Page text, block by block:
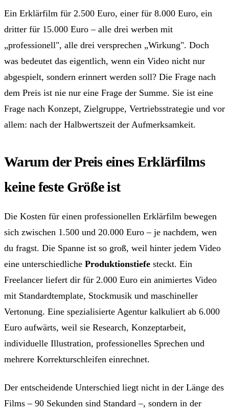
Ein Erklärfilm für 2.500 Euro, einer für 8.000 Euro, ein
dritter für 15.000 Euro – alle drei werben mit
„professionell", alle drei versprechen „Wirkung". Doch
was bedeutet das eigentlich, wenn ein Video nicht nur
abgespielt, sondern erinnert werden soll? Die Frage nach
dem Preis ist nie nur eine Frage der Summe. Sie ist eine
Frage nach Konzept, Zielgruppe, Vertriebsstrategie und vor
allem: nach der Halbwertszeit der Aufmerksamkeit.
Warum der Preis eines Erklärfilms
keine feste Größe ist
Die Kosten für einen professionellen Erklärfilm bewegen
sich zwischen 1.500 und 20.000 Euro – je nachdem, wen
du fragst. Die Spanne ist so groß, weil hinter jedem Video
eine unterschiedliche Produktionstiefe steckt. Ein
Freelancer liefert dir für 2.000 Euro ein animiertes Video
mit Standardtemplate, Stockmusik und maschineller
Vertonung. Eine spezialisierte Agentur kalkuliert ab 6.000
Euro aufwärts, weil sie Research, Konzeptarbeit,
individuelle Illustration, professionelles Sprechen und
mehrere Korrekturschleifen einrechnet.
Der entscheidende Unterschied liegt nicht in der Länge des
Films – 90 Sekunden sind Standard –, sondern in der